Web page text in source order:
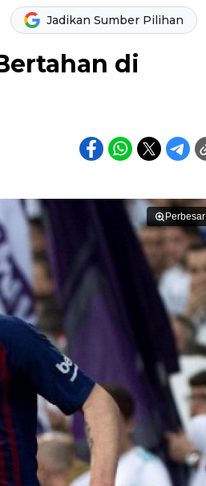
Jadikan Sumber Pilihan
di
Perbesar